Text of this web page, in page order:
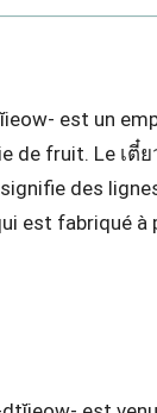
est un
de fruit. Le เตี๋
des
est fabriqué à